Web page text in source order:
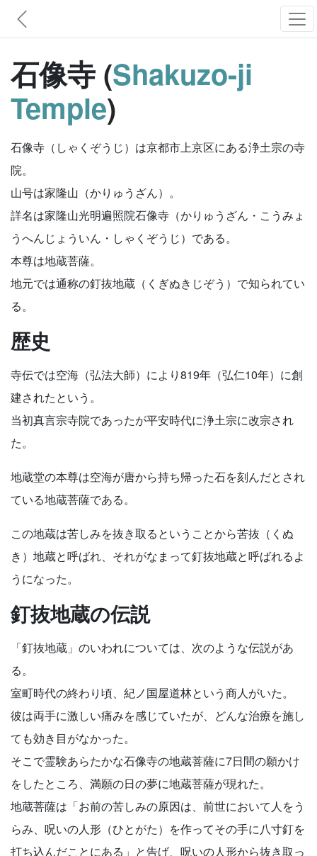
石像寺 (Shakuzo-ji
Temple)
石像寺（しゃくぞうじ）は京都市上京区にある浄土宗の寺
院。
山号は家隆山（かりゅうざん）。
詳名は家隆山光明遍照院石像寺（かりゅうざん・こうみょ
うへんじょういん・しゃくぞうじ）である。
本尊は地蔵菩薩。
地元では通称の釘抜地蔵（くぎぬきじぞう）で知られてい
る。
歴史
寺伝では空海（弘法大師）により819年（弘仁10年）に創
建されたという。
当初真言宗寺院であったが平安時代に浄土宗に改宗され
た。
地蔵堂の本尊は空海が唐から持ち帰った石を刻んだとされ
ている地蔵菩薩である。
この地蔵は苦しみを抜き取るということから苦抜（くぬ
き）地蔵と呼ばれ、それがなまって釘抜地蔵と呼ばれるよ
うになった。
釘抜地蔵の伝説
「釘抜地蔵」のいわれについては、次のような伝説があ
る。
室町時代の終わり頃、紀ノ国屋道林という商人がいた。
彼は両手に激しい痛みを感じていたが、どんな治療を施し
ても効き目がなかった。
そこで霊験あらたかな石像寺の地蔵菩薩に7日間の願かけ
をしたところ、満願の日の夢に地蔵菩薩が現れた。
地蔵菩薩は「お前の苦しみの原因は、前世において人をう
らみ、呪いの人形（ひとがた）を作ってその手に八寸釘を
打ち込んだことにある」と告げ、呪いの人形から抜き取っ